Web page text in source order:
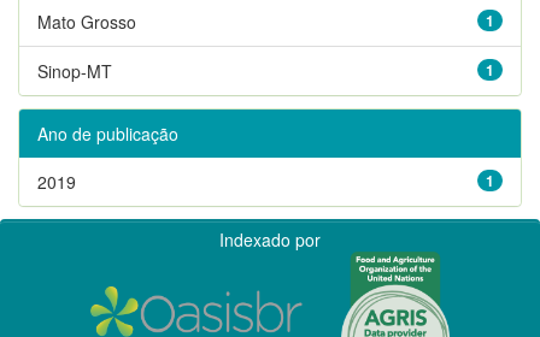
1
Mato Grosso
1
Sinop-MT
Ano de publicação
1
2019
Indexado por